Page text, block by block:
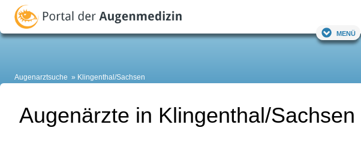
Menü
Augenarztsuche Klingenthal/Sachsen
Augenärzte in Klingenthal/Sachsen